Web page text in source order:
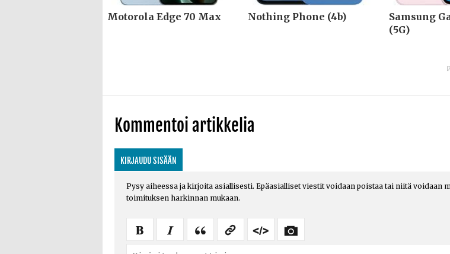
Motorola Edge 70 Max Nothing Phone (4b)
Samsung
(5G)
Kommentoi artikkelia
KIRJAUDU SISÄÄN
Pysy aiheessa ja kirjoita asiallisesti. Epäasialliset viestit voidaan poistaa tai niitä voidaan
toimituksen harkinnan mukaan.